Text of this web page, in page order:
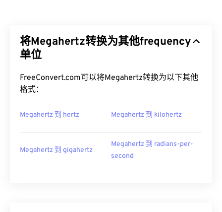
将Megahertz转换为其他frequency
单位
FreeConvert.com可以将Megahertz转换为以下其他
格式：
Megahertz 到 hertz Megahertz 到 kilohertz
Megahertz 到 gigahertz
Megahertz 到 radians-per-
second